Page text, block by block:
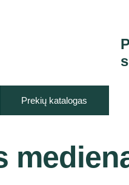
Prekių katalogas